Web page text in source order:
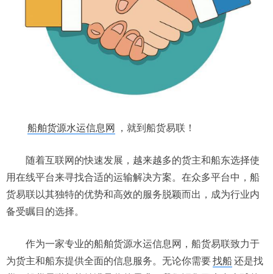
船舶货源水运信息网 ，就到船货易联！
随着互联网的快速发展，越来越多的货主和船东选择使
用在线平台来寻找合适的运输解决方案。在众多平台中，船
货易联以其独特的优势和高效的服务脱颖而出，成为行业内
备受瞩目的选择。
作为一家专业的船舶货源水运信息网，船货易联致力于
为货主和船东提供全面的信息服务。无论你需要找船还是找